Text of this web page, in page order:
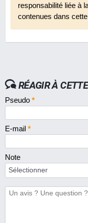
responsabilité liée à
contenues dans
RÉAGIR À
Pseudo *
E-mail *
Note